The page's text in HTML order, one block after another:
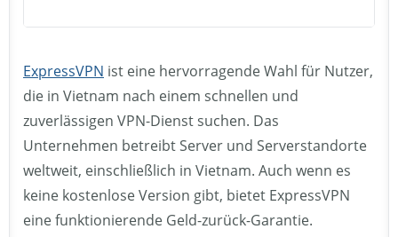
ExpressVPN ist eine hervorragende Wahl für Nutzer,
die in Vietnam nach einem schnellen und
zuverlässigen VPN-Dienst suchen. Das
Unternehmen betreibt Server und Serverstandorte
weltweit, einschließlich in Vietnam. Auch wenn es
keine kostenlose Version gibt, bietet ExpressVPN
eine funktionierende Geld-zurück-Garantie.